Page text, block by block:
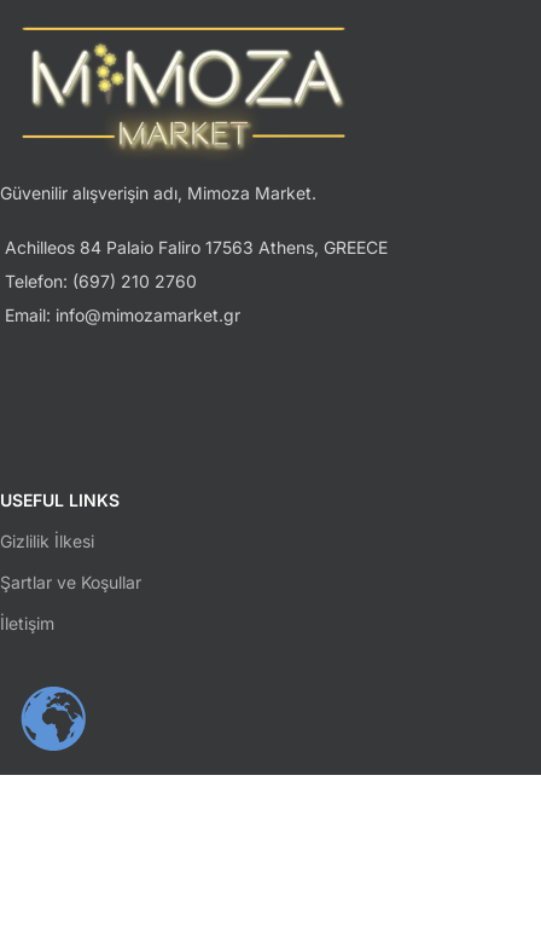
Güvenilir alışverişin adı, Mimoza Market.
Achilleos 84 Palaio Faliro 17563 Athens, GREECE
Telefon: (697) 210 2760
Email: info@mimozamarket.gr
USEFUL LINKS
Gizlilik İlkesi
Şartlar ve Koşullar
İletişim